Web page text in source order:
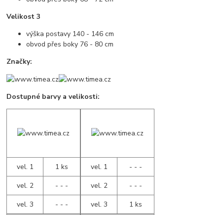
Velikost 3
výška postavy 140 - 146 cm
obvod přes boky 76 - 80 cm
Značky:
Dostupné barvy a velikosti:
vel. 1
1 ks
vel. 2
- - -
vel. 3
- - -
vel. 1
- - -
vel. 2
- - -
vel. 3
1 ks